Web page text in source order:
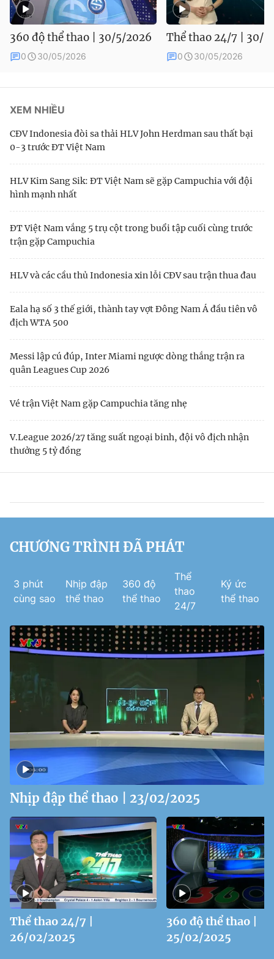
360 độ thể thao | 30/5/2026
0 30/05/2026
Thể thao 24/7 | 30/
0 30/05/2026
XEM NHIỀU
CĐV Indonesia đòi sa thải HLV John Herdman sau thất bại
0-3 trước ĐT Việt Nam
HLV Kim Sang Sik: ĐT Việt Nam sẽ gặp Campuchia với đội
hình mạnh nhất
ĐT Việt Nam vắng 5 trụ cột trong buổi tập cuối cùng trước
trận gặp Campuchia
HLV và các cầu thủ Indonesia xin lỗi CĐV sau trận thua đau
Eala hạ số 3 thế giới, thành tay vợt Đông Nam Á đầu tiên vô
địch WTA 500
Messi lập cú đúp, Inter Miami ngược dòng thắng trận ra
quân Leagues Cup 2026
Vé trận Việt Nam gặp Campuchia tăng nhẹ
V.League 2026/27 tăng suất ngoại binh, đội vô địch nhận
thưởng 5 tỷ đồng
CHƯƠNG TRÌNH ĐÃ PHÁT
3 phút
cùng sao
Nhịp đập
thể thao
360 độ
thể thao
Thể
thao
24/7
Ký ức
thể thao
Nhịp đập thể thao | 23/02/2025
Thể thao 24/7 |
26/02/2025
360 độ thể thao |
25/02/2025